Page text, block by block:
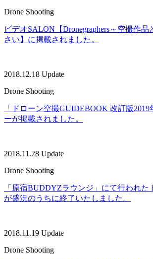
Drone Shooting
ビデオSALON【Dronegraphers～空撮作
さい】に掲載されました。
2018.12.18 Update
Drone Shooting
「ドローン空撮GUIDEBOOK 改訂版2019
ーが掲載されました。
2018.11.28 Update
Drone Shooting
「原宿BUDDYZラウンジ」にて行われた
が盛況のうちに終了いたしました。
2018.11.19 Update
Drone Shooting